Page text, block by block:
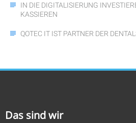
IN DIE DIGITALISIERUNG
KASSIEREN
QOTEC IT IST PARTNER DER
Das sind wir